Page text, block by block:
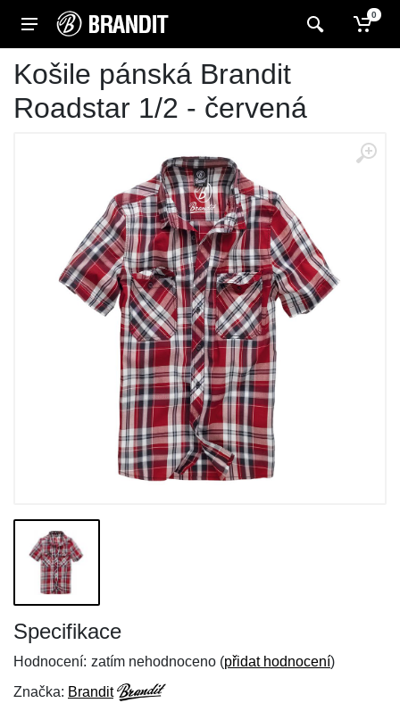
0
Košile pánská Brandit
Roadstar 1/2 - červená
Specifikace
Hodnocení: zatím nehodnoceno (přidat hodnocení)
Značka: Brandit